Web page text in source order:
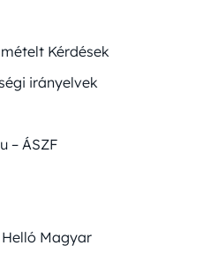
Kérdések
irányelvek
– ÁSZF
Magyar